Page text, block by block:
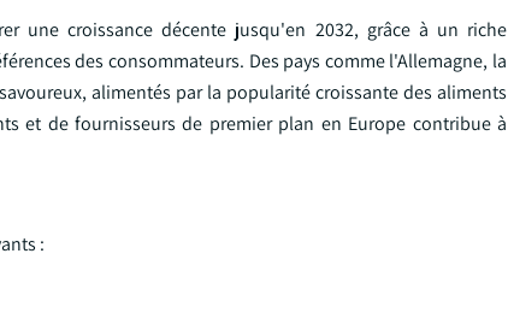
une croissance décente jusqu'en 2032, grâce à un riche
des consommateurs. Des pays comme l'Allemagne, la
alimentés par la popularité croissante des aliments
et de fournisseurs de premier plan en Europe contribue à
: